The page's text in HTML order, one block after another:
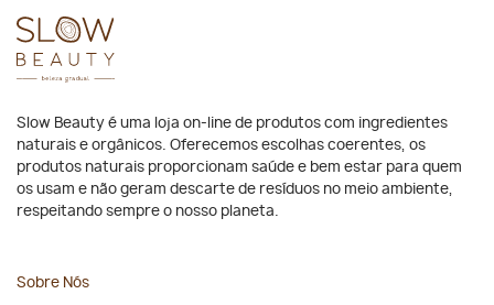
Slow Beauty é uma loja on-line de produtos com ingredientes
naturais e orgânicos. Oferecemos escolhas coerentes, os
produtos naturais proporcionam saúde e bem estar para quem
os usam e não geram descarte de resíduos no meio ambiente,
respeitando sempre o nosso planeta.
Sobre Nós